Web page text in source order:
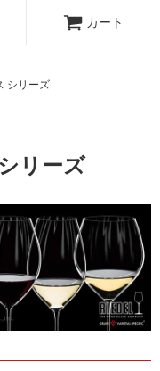
カート
シリーズ
リーズ